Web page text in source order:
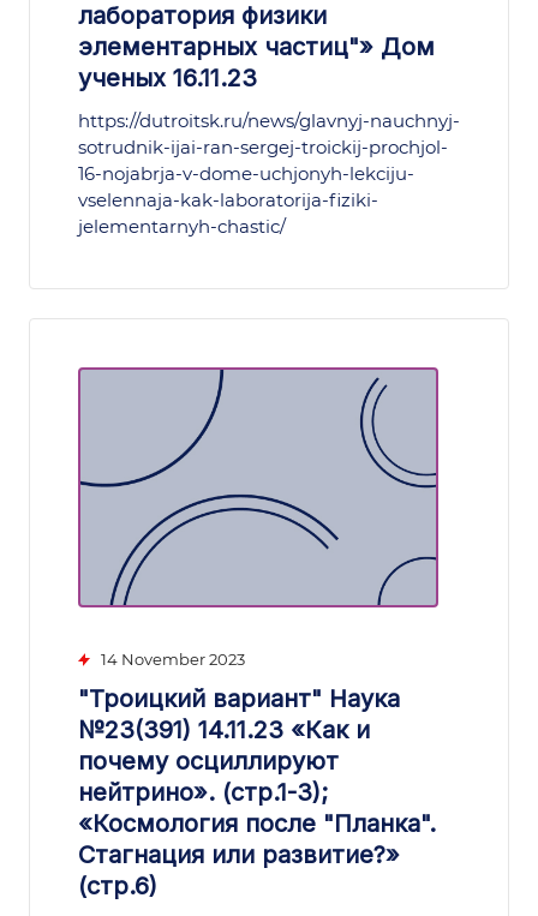
лаборатория физики
элементарных частиц"» Дом
ученых 16.11.23
https://dutroitsk.ru/news/glavnyj-nauchnyj-
sotrudnik-ijai-ran-sergej-troickij-prochjol-
16-nojabrja-v-dome-uchjonyh-lekciju-
vselennaja-kak-laboratorija-fiziki-
jelementarnyh-chastic/
14 November 2023
"Троицкий вариант" Наука
№23(391) 14.11.23 «Как и
почему осциллируют
нейтрино». (стр.1-3);
«Космология после "Планка".
Стагнация или развитие?»
(стр.6)